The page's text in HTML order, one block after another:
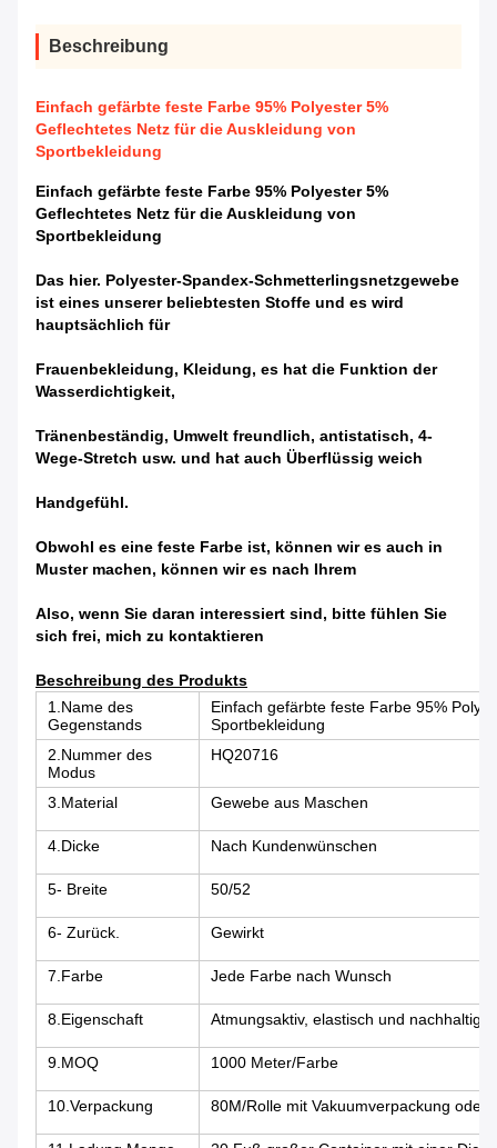
Beschreibung
Einfach gefärbte feste Farbe 95% Polyester 5%
Geflechtetes Netz für die Auskleidung von
Sportbekleidung
Einfach gefärbte feste Farbe 95% Polyester 5%
Geflechtetes Netz für die Auskleidung von
Sportbekleidung
Das hier. Polyester-Spandex-Schmetterlingsnetzgewebe
ist eines unserer beliebtesten Stoffe und es wird
hauptsächlich für
Frauenbekleidung, Kleidung, es hat die Funktion der
Wasserdichtigkeit,
Tränenbeständig, Umwelt freundlich, antistatisch, 4-
Wege-Stretch usw. und hat auch Überflüssig weich
Handgefühl.
Obwohl es eine feste Farbe ist, können wir es auch in
Muster machen, können wir es nach Ihrem
Also, wenn Sie daran interessiert sind, bitte fühlen Sie
sich frei, mich zu kontaktieren
Beschreibung des Produkts
1.Name des
Gegenstands
Einfach gefärbte feste Farbe 95%
Sportbekleidung
2.Nummer des
Modus
HQ20716
3.Material Gewebe aus Maschen
4.Dicke Nach Kundenwünschen
5- Breite 50/52
6- Zurück. Gewirkt
7.Farbe Jede Farbe nach Wunsch
8.Eigenschaft Atmungsaktiv, elastisch und nachhaltig
9.MOQ 1000 Meter/Farbe
10.Verpackung 80M/Rolle mit Vakuumverpackung oder